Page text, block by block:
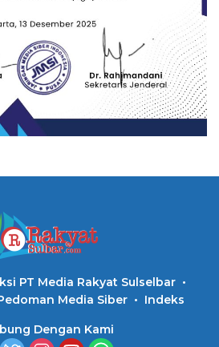
PT Media Rakyat Sulselbar
Media Siber Indeks
Dengan Kami